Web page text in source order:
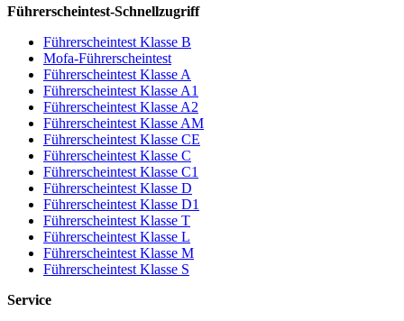
Führerscheintest-Schnellzugriff
Führerscheintest Klasse B
Mofa-Führerscheintest
Führerscheintest Klasse A
Führerscheintest Klasse A1
Führerscheintest Klasse A2
Führerscheintest Klasse AM
Führerscheintest Klasse CE
Führerscheintest Klasse C
Führerscheintest Klasse C1
Führerscheintest Klasse D
Führerscheintest Klasse D1
Führerscheintest Klasse T
Führerscheintest Klasse L
Führerscheintest Klasse M
Führerscheintest Klasse S
Service